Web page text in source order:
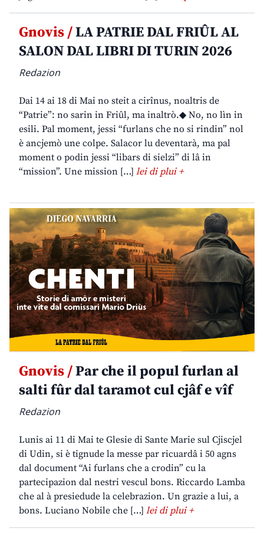
Gnovis /LA PATRIE DAL FRIÛL AL
SALON DAL LIBRI DI TURIN 2026
Redazion
Dai 14 ai 18 di Mai no steit a cirînus, noaltris de
“Patrie”: no sarin in Friûl, ma inaltrò.◆ No, no lìn in
esili. Pal moment, jessi “furlans che no si rindin” nol
è ancjemò une colpe. Salacor lu deventarà, ma pal
moment o podin jessi “libars di sielzi” di lâ in
“mission”. Une mission […] lei di plui +
Gnovis /Par che il popul furlan al
salti fûr dal taramot cul cjâf e vîf
Redazion
Lunis ai 11 di Mai te Glesie di Sante Marie sul Cjiscjel
di Udin, si è tignude la messe par ricuardâ i 50 agns
dal document “Ai furlans che a crodin” cu la
partecipazion dal nestri vescul bons. Riccardo Lamba
che al à presiedude la celebrazion. Un grazie a lui, a
bons. Luciano Nobile che […] lei di plui +